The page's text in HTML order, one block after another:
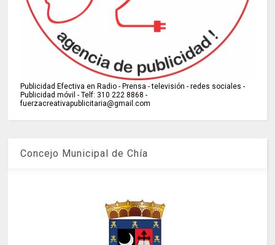
Publicidad Efectiva en Radio - Prensa - televisión - redes sociales -
Publicidad móvil - Telf: 310 222 8868 -
fuerzacreativapublicitaria@gmail.com
Concejo Municipal de Chía